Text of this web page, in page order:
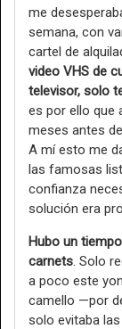
me
semana, con
cartel de
video VHS de
televisor, solo
es por ello que
meses antes
A mí esto me
las famosas
confianza
solución era
Hubo un
carnets. Solo
a poco este
camello —por
solo evitaba